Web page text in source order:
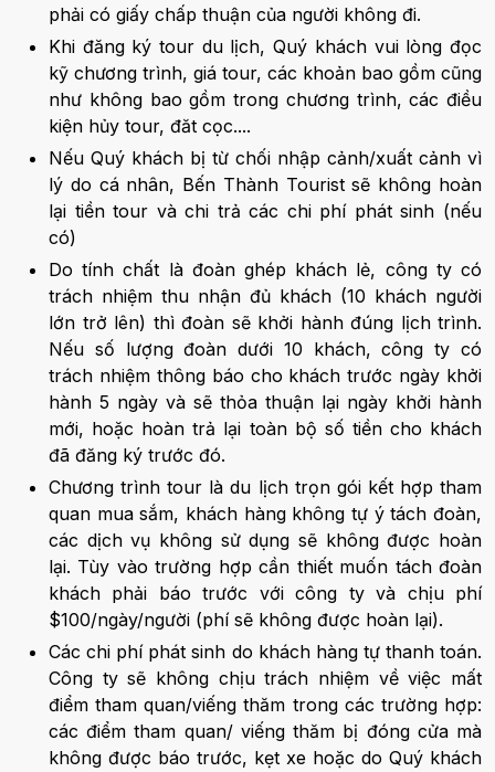
phải có giấy chấp thuận của người không đi.
Khi đăng ký tour du lịch, Quý khách vui lòng đọc
kỹ chương trình, giá tour, các khoản bao gồm cũng
như không bao gồm trong chương trình, các điều
kiện hủy tour, đăt cọc....
Nếu Quý khách bị từ chối nhập cảnh/xuất cảnh vì
lý do cá nhân, Bến Thành Tourist sẽ không hoàn
lại tiền tour và chi trả các chi phí phát sinh (nếu
có)
Do tính chất là đoàn ghép khách lẻ, công ty có
trách nhiệm thu nhận đủ khách (10 khách người
lớn trở lên) thì đoàn sẽ khởi hành đúng lịch trình.
Nếu số lượng đoàn dưới 10 khách, công ty có
trách nhiệm thông báo cho khách trước ngày khởi
hành 5 ngày và sẽ thỏa thuận lại ngày khởi hành
mới, hoặc hoàn trả lại toàn bộ số tiền cho khách
đã đăng ký trước đó.
Chương trình tour là du lịch trọn gói kết hợp tham
quan mua sắm, khách hàng không tự ý tách đoàn,
các dịch vụ không sử dụng sẽ không được hoàn
lại. Tùy vào trường hợp cần thiết muốn tách đoàn
khách phải báo trước với công ty và chịu phí
$100/ngày/người (phí sẽ không được hoàn lại).
Các chi phí phát sinh do khách hàng tự thanh toán.
Công ty sẽ không chịu trách nhiệm về việc mất
điểm tham quan/viếng thăm trong các trường hợp:
các điểm tham quan/ viếng thăm bị đóng cửa mà
không được báo trước, kẹt xe hoặc do Quý khách